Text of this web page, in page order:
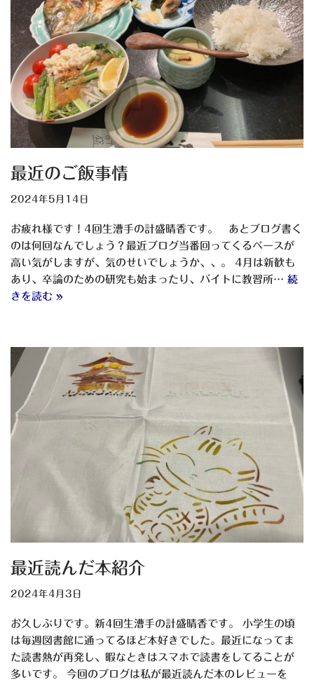
最近のご飯事情
2024年5月14日
お疲れ様です！4回生漕手の計盛晴香です。 あとブログ書く
のは何回なんでしょう？最近ブログ当番回ってくるペースが
高い気がしますが、気のせいでしょうか、、。 4月は新歓も
あり、卒論のための研究も始まったり、バイトに教習所… 続
きを読む »
最近読んだ本紹介
2024年4月3日
お久しぶりです。新4回生漕手の計盛晴香です。 小学生の頃
は毎週図書館に通ってるほど本好きでした。最近になってま
た読書熱が再発し、暇なときはスマホで読書をしてることが
多いです。 今回のブログは私が最近読んだ本のレビューを